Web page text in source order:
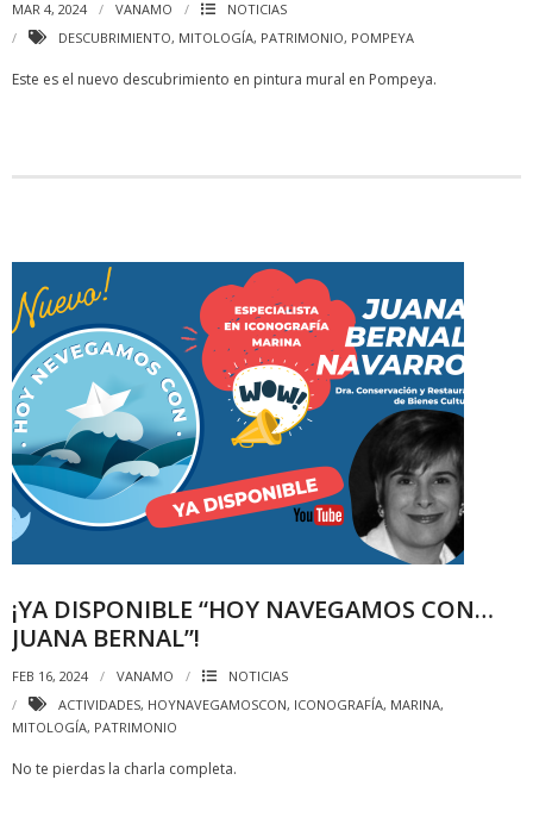
MAR 4, 2024 VANAMO
NOTICIAS
DESCUBRIMIENTO, MITOLOGÍA, PATRIMONIO, POMPEYA
Este es el nuevo descubrimiento en pintura mural en Pompeya.
¡YA DISPONIBLE “HOY NAVEGAMOS CON…
JUANA BERNAL”!
FEB 16, 2024 VANAMO
NOTICIAS
ACTIVIDADES, HOYNAVEGAMOSCON, ICONOGRAFÍA, MARINA,
MITOLOGÍA, PATRIMONIO
No te pierdas la charla completa.